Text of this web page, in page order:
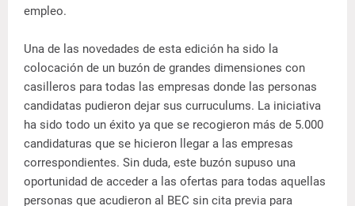
empleo.
Una de las novedades de esta edición ha sido la
colocación de un buzón de grandes dimensiones con
casilleros para todas las empresas donde las personas
candidatas pudieron dejar sus curruculums. La iniciativa
ha sido todo un éxito ya que se recogieron más de 5.000
candidaturas que se hicieron llegar a las empresas
correspondientes. Sin duda, este buzón supuso una
oportunidad de acceder a las ofertas para todas aquellas
personas que acudieron al BEC sin cita previa para